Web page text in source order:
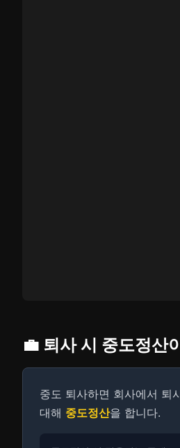
💼 퇴사 시 중도정산
중도 퇴사하면 회사에서 퇴
대해 중도정산을 합니다.